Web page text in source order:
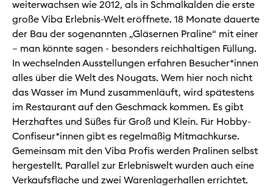
weiterwachsen wie 2012, als in Schmalkalden die erste
große Viba Erlebnis-Welt eröffnete. 18 Monate dauerte
der Bau der sogenannten „Gläsernen Praline“ mit einer
– man könnte sagen - besonders reichhaltigen Füllung.
In wechselnden Ausstellungen erfahren Besucher*innen
alles über die Welt des Nougats. Wem hier noch nicht
das Wasser im Mund zusammenläuft, wird spätestens
im Restaurant auf den Geschmack kommen. Es gibt
Herzhaftes und Süßes für Groß und Klein. Für Hobby-
Confiseur*innen gibt es regelmäßig Mitmachkurse.
Gemeinsam mit den Viba Profis werden Pralinen selbst
hergestellt. Parallel zur Erlebniswelt wurden auch eine
Verkaufsfläche und zwei Warenlagerhallen errichtet.